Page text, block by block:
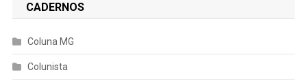
CADERNOS
Coluna MG
Colunista